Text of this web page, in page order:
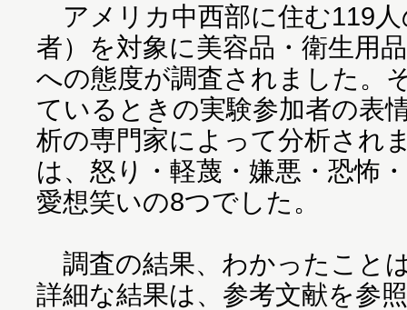
アメリカ中西部に住む119人
者）を対象に美容品・衛生用
への態度が調査されました。
ているときの実験参加者の表
析の専門家によって分析され
は、怒り・軽蔑・嫌悪・恐怖
愛想笑いの8つでした。
調査の結果、わかったこと
詳細な結果は、参考文献を参